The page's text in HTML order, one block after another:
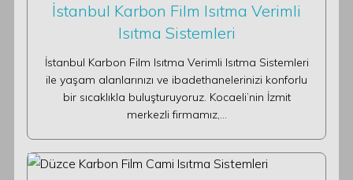
İstanbul Karbon Film Isıtma Verimli
Isıtma Sistemleri
İstanbul Karbon Film Isıtma Verimli Isıtma Sistemleri
ile yaşam alanlarınızı ve ibadethanelerinizi konforlu
bir sıcaklıkla buluşturuyoruz. Kocaeli’nin İzmit
merkezli firmamız,…